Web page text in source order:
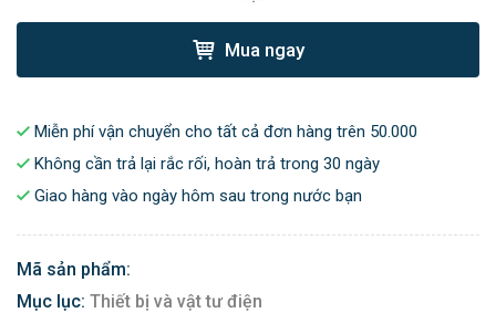
Mua ngay
Miễn phí vận chuyển cho tất cả đơn hàng trên 50.000
Không cần trả lại rắc rối, hoàn trả trong 30 ngày
Giao hàng vào ngày hôm sau trong nước bạn
Mã sản phẩm:
Mục lục: Thiết bị và vật tư điện